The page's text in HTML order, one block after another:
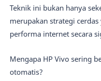
Teknik ini bukan hanya
merupakan strategi
performa internet secara
Mengapa HP Vivo sering
otomatis?